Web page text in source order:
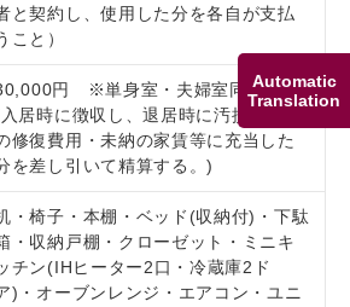
Automatic
Translation
と契約し、使用した分を各自が支払
こと）
円 ※単身室・夫婦室同額
居時に徴収し、退居時に汚損や破損
修復費用・未納の家賃等に充当した
を差し引いて精算する。)
・椅子・本棚・ベッド(収納付)・下駄
・収納戸棚・クローゼット・ミニキ
チン(IHヒーター2口・冷蔵庫2ド
)・オーブンレンジ・エアコン・ユニ